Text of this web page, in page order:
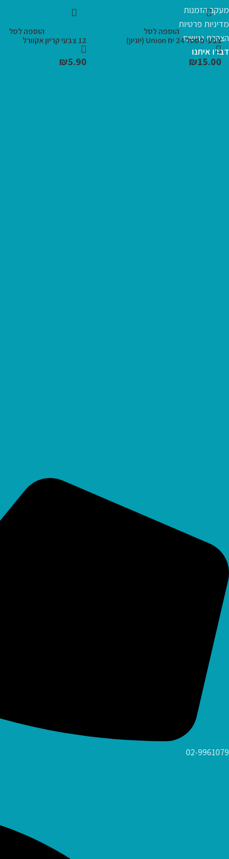
הוספה לסל
צבעי פסטל 24 יח Union (יוניון)
₪15.00
הוספה לסל
12 צבעי קריון אקוורל
₪5.90
מעקב הזמנות
מדיניות פרטיות
הצהרת נגישות
דברו איתנו
02-9961079